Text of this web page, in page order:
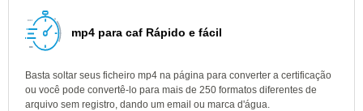
mp4 para caf Rápido e fácil
Basta soltar seus ficheiro mp4 na página para converter a certificação
ou você pode convertê-lo para mais de 250 formatos diferentes de
arquivo sem registro, dando um email ou marca d'água.